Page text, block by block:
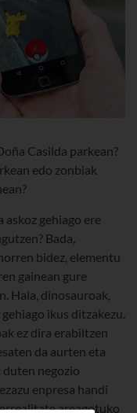
Casilda parkean?
edo zonbiak
gehiago ere
Bada,
bidez, elementu
gainean gure
Hala, dinosauroak,
ikus ditzakezu.
ez dira erabiltzen
da aurten eta
negozio
enpresa handi
areagotuko